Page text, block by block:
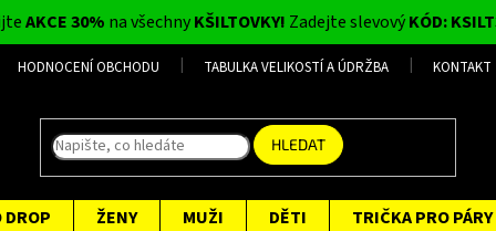
AKCE 30% na všechnyKŠILTOVKY! Zadejte slevovýKÓD:
HODNOCENÍ OBCHODU TABULKA VELIKOSTÍ A ÚDRŽBA KONTAKT
HLEDAT
ŽENY MUŽI DĚTI TRIČKA PRO PÁRY